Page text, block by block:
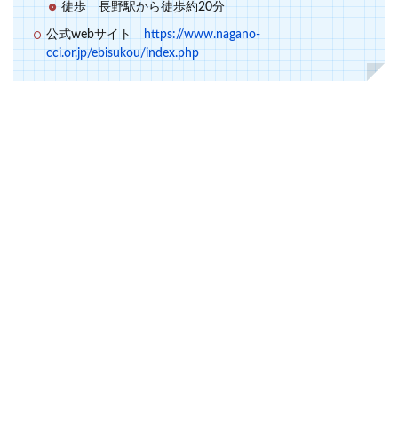
徒歩 長野駅から徒歩約20分
公式webサイト
https://www.nagano-
cci.or.jp/ebisukou/index.php